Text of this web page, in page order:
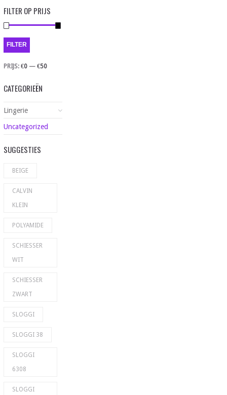
FILTER OP PRIJS
FILTER
PRIJS: €0— €50
CATEGORIEËN
Lingerie
Uncategorized
SUGGESTIES
BEIGE
CALVIN
KLEIN
POLYAMIDE
SCHIESSER
WIT
SCHIESSER
ZWART
SLOGGI
SLOGGI 38
SLOGGI
6308
SLOGGI